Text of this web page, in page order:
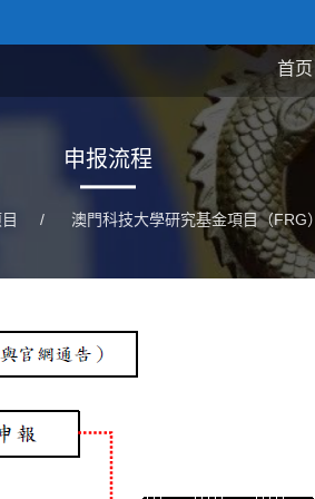
首页
申报流程
/ 澳門科技大學研究基金項目（FRG）